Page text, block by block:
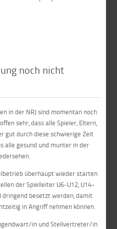
noch nicht
in der NRJ sind momentan noch
sehr, dass alle Spieler, Eltern,
gut durch diese schwierige Zeit
alle gesund und munter in der
überhaupt wieder starten
der Spielleiter U6-U12, U14-
dringend besetzt werden, damit
in Angriff nehmen können.
in und Stellvertreter/in